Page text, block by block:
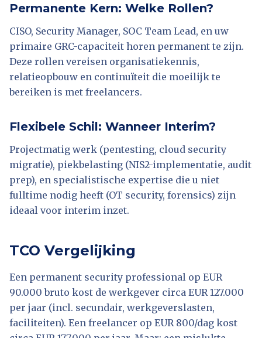
Permanente Kern: Welke Rollen?
CISO, Security Manager, SOC Team Lead, en uw
primaire GRC-capaciteit horen permanent te zijn.
Deze rollen vereisen organisatiekennis,
relatieopbouw en continuïteit die moeilijk te
bereiken is met freelancers.
Flexibele Schil: Wanneer Interim?
Projectmatig werk (pentesting, cloud security
migratie), piekbelasting (NIS2-implementatie, audit
prep), en specialistische expertise die u niet
fulltime nodig heeft (OT security, forensics) zijn
ideaal voor interim inzet.
TCO Vergelijking
Een permanent security professional op EUR
90.000 bruto kost de werkgever circa EUR 127.000
per jaar (incl. secundair, werkgeverslasten,
faciliteiten). Een freelancer op EUR 800/dag kost